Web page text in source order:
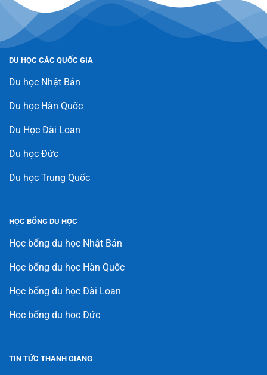
DU HỌC CÁC QUỐC GIA
Du học Nhật Bản
Du học Hàn Quốc
Du Học Đài Loan
Du học Đức
Du học Trung Quốc
HỌC BỔNG DU HỌC
Học bổng du học Nhật Bản
Học bổng du học Hàn Quốc
Học bổng du học Đài Loan
Học bổng du học Đức
TIN TỨC THANH GIANG